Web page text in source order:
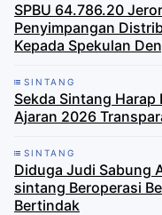
SPBU 64.786.20
Penyimpangan
Kepada Spekulan
SINTANG
Sekda Sintang Harap
Ajaran 2026
SINTANG
Diduga Judi Sabung
sintang Beroperasi
Bertindak